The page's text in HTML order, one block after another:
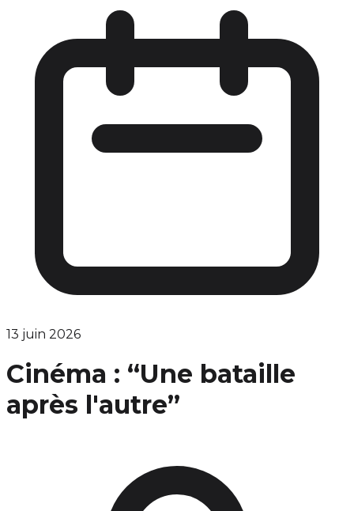
13 juin 2026
Cinéma : “Une bataille
après l'autre”